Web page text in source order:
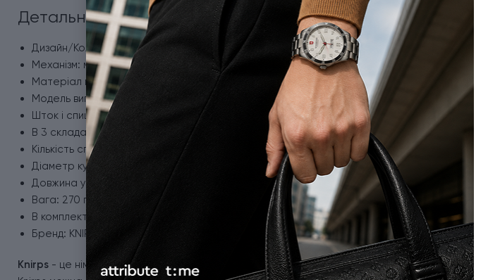
Детальна інформація - парасолька Knirps Kn95 7051 1701
Дизайн/Колір купола: Violet/фіолетовий.
Механізм: механічний (відкривається та складається вручну).
Матеріал купола: поліестер.
Модель випробувана в аеродинамічній трубі на швидкості 80 км/год.
Шток і спиці: комбінація сталі та склопластика.
В 3 складання.
Кількість спиць: 8.
Діаметр купола: 99 см.
Довжина у складеному вигляді: 24 см.
Вага: 270 г.
В комплекті захисний чохол в тон купола.
Бренд: KNIRPS, Німеччина.
Knirps - це німецький бренд надійних та довговічних парасольок, заснований у 1928 році.